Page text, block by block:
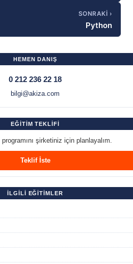
SONRAKI ›
Python
HEMEN DANIŞ
0 212 236 22 18
bilgi@akiza.com
EĞİTİM TEKLİFİ
programını şirketiniz için planlayalım.
Teklif İste
İLGİLİ EĞİTİMLER